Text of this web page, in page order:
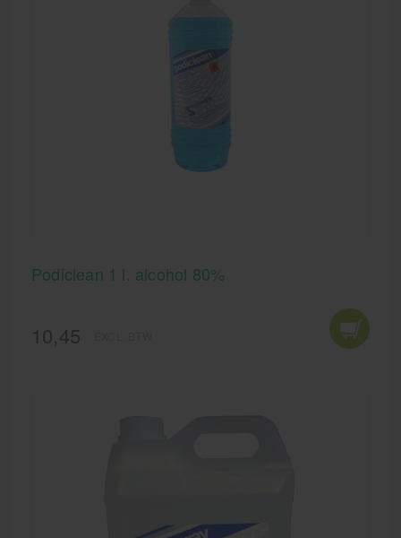
Podiclean 1 l. alcohol 80%
10,45